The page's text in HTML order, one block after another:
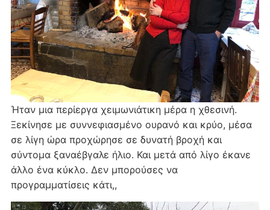
Ήταν μια περίεργα χειμωνιάτικη μέρα η χθεσινή.
Ξεκίνησε με συννεφιασμένο ουρανό και κρύο, μέσα
σε λίγη ώρα προχώρησε σε δυνατή βροχή και
σύντομα ξαναέβγαλε ήλιο. Και μετά από λίγο έκανε
άλλο ένα κύκλο. Δεν μπορούσες να
προγραμματίσεις κάτι,,